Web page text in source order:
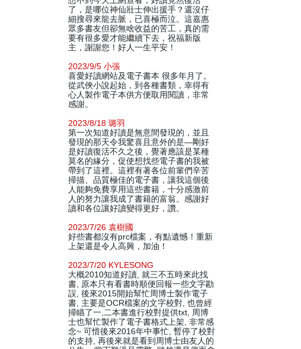
了，是哪位神仙壯士伸出援手？還沒仔
細搜尋來龍去脈，已喜極而泣。這嘉惠
眾多書友但卻無啥收益的苦工，真的需
要有很多愛才能繼續下去，祝福新版
主，謝謝您！好人一生平安！
2023/9/5 小張
喜愛好讀網站及電子書本 很多年月了。
從武俠小說起始，到各種書類，幸得有
心人製作電子本供方便取用閱讀，非常
感謝。
2023/8/18 璐羽
第一次知道好讀是無意間發現的，並且
發現的那天令我驚喜且意外的是—剛好
是好讀復活不久之後，覺著應該是某種
莫名的緣分，促使想找些電子書的我被
帶到了這裡。這裡有著各位前輩們辛苦
掃描、品質極佳的電子書，讓我這個後
人能夠免費享用這些書籍，十分感激前
人的努力讓我成了書籍的富翁。感謝好
讀和各位讓好讀變得更好，讚。
2023/7/26 袁樹國
好些書都沒有prc檔案，有點遺憾！重新
上架還是令人高興，加油！
2023/7/20 KYLESONG
大概2010知道好讀, 就三不五時來此找
書, 原本只有看書時順便回報一些文字勘
誤, 後來2015開始幫忙周博士製作電子
書, 主要是OCR檔案的文字校對, 也曾經
掃瞄了一,二本書進行校對提供txt, 周博
士也幫忙製作了電子書格式上架, 非常感
念~ 可惜後來2016年中事忙, 暫停了校對
的支持, 再後來就是看到周博士由友人的